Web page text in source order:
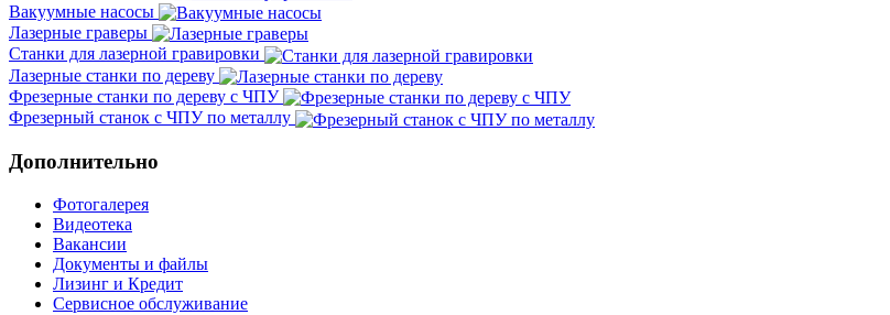
Вакуумные насосы
Лазерные граверы
Станки для лазерной гравировки
Лазерные станки по дереву
Фрезерные станки по дереву с ЧПУ
Фрезерный станок с ЧПУ по металлу
Дополнительно
Фотогалерея
Видеотека
Вакансии
Документы и файлы
Лизинг и Кредит
Сервисное обслуживание